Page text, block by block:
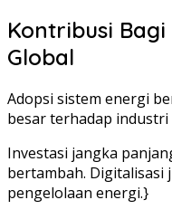
Kontribusi
Global
Adopsi sistem energi
besar terhadap
Investasi jangka
bertambah.
pengelolaan energi.}